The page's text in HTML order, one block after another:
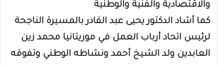
والاقتصادية والفنية والوطنية
كما أشاد الدكتور يحيى عبد القادر بالمسيرة الناجحة
لرئيس اتحاد أرباب العمل في موريتانيا محمد زين
العابدين ولد الشيخ أحمد ونشاطه الوطني وتفوقه